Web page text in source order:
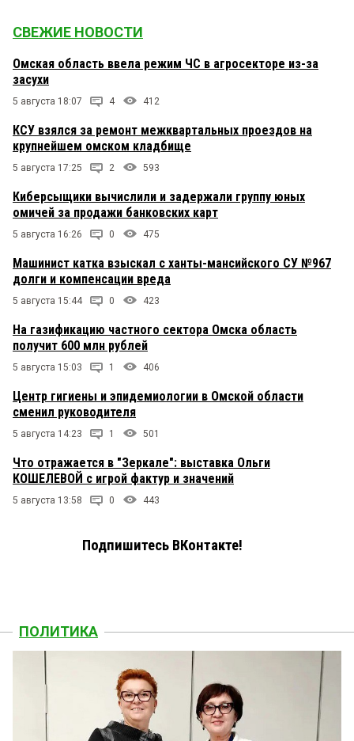
СВЕЖИЕ НОВОСТИ
Омская область ввела режим ЧС в агросекторе из-за
засухи
5 августа 18:07 4 412
КСУ взялся за ремонт межквартальных проездов на
крупнейшем омском кладбище
5 августа 17:25 2 593
Киберсыщики вычислили и задержали группу юных
омичей за продажи банковских карт
5 августа 16:26 0 475
Машинист катка взыскал с ханты-мансийского СУ №967
долги и компенсации вреда
5 августа 15:44 0 423
На газификацию частного сектора Омска область
получит 600 млн рублей
5 августа 15:03 1 406
Центр гигиены и эпидемиологии в Омской области
сменил руководителя
5 августа 14:23 1 501
Что отражается в "Зеркале": выставка Ольги
КОШЕЛЕВОЙ с игрой фактур и значений
5 августа 13:58 0 443
Подпишитесь ВКонтакте!
ПОЛИТИКА